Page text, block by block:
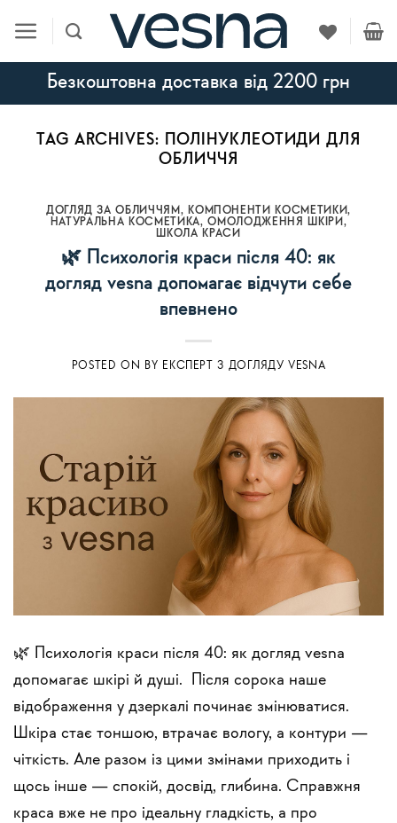
content
Безкоштовна доставка від 2200 грн
TAG ARCHIVES:
ПОЛІНУКЛЕОТИДИ ДЛЯ
ОБЛИЧЧЯ
ДОГЛЯД ЗА ОБЛИЧЧЯМ , КОМПОНЕНТИ КОСМЕТИКИ,
НАТУРАЛЬНА КОСМЕТИКА,ОМОЛОДЖЕННЯ ШКІРИ ,
ШКОЛА КРАСИ
🌿 Психологія краси після 40: як
догляд vesna допомагає відчути себе
впевнено
POSTED ON BY ЕКСПЕРТ З ДОГЛЯДУ VESNA
🌿 Психологія краси після 40: як догляд vesna
допомагає шкірі й душі. Після сорока наше
відображення у дзеркалі починає змінюватися.
Шкіра стає тоншою, втрачає вологу, а контури —
чіткість. Але разом із цими змінами приходить і
щось інше — спокій, досвід, глибина. Справжня
краса вже не про ідеальну гладкість, а про